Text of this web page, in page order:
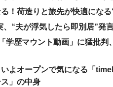
！荷造りと旅先が快適にな
“夫が浮気したら即別居”発
学歴マウント動画」に猛批判
よオープンで気になる「
」の中身